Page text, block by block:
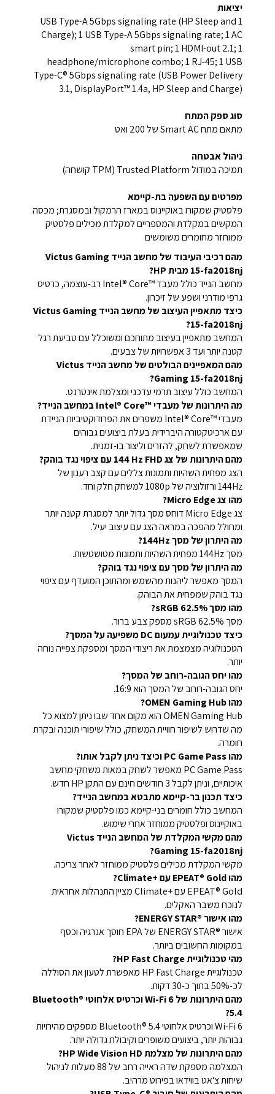
יציאות
1 USB Type-A 5Gbps signaling rate (HP Sleep and
Charge); 1 USB Type-A 5Gbps signaling rate; 1 AC
smart pin; 1 HDMI-out 2.1; 1
headphone/microphone combo; 1 RJ-45; 1 USB
Type-C® 5Gbps signaling rate (USB Power Delivery
3.1, DisplayPort™ 1.4a, HP Sleep and Charge)
סוג ספק המתח
מתאם מתח ‎Smart AC של‏ 200 ואט
ניהול אבטחה
תמיכה במודול Trusted Platform ‏(TPM קושחה)‎
מפרטים עם השפעה בת-קיימא
פלסטיק שמקורו באוקיינוס במארז הרמקול ובמסגרת; מכסה
המקשים במקלדת והמספריים למקלדת מכילים פלסטיק
ממוחזר מחומרים משומשים
מהם רכיבי העיבוד של מחשב הנייד Victus Gaming
15-fa2018nj מבית HP?
מחשב הנייד כולל מעבד Intel® Core™‎ רב-עוצמה, כרטיס
גרפי מודרני ושפע של זיכרון.
כיצד מתאפיין העיצוב של מחשב הנייד Victus Gaming
15-fa2018nj?
המחשב מתאפיין בעיצוב מתוחכם ומשוכלל עם טביעת רגל
קטנה יותר ועד 3 אפשרויות של צבעים.
מהם המאפיינים הבולטים של מחשב הנייד Victus
Gaming 15-fa2018nj?
המחשב כולל עיצוב תרמי עדכני ומצלמת אינטרנט.
מה היתרונות של מעבדי Intel® Core™‎ במחשב הנייד?
מעבדי Intel® Core™‎ משפרים את הפרודוקטיביות הניידת
עם ארכיטקטורה היברידית בעלת ביצועים גבוהים
שמאפשרת לשחק, להזרים וליצור בו-זמנית.
מהם היתרונות של צג ‎144 Hz FHD עם ציפוי נגד בוהק?
הצג מפחית השהיות ותמונות צללים עם קצב רענון של
144Hz ורזולוציה של 1080p למשחק חלק וחד.
מהו צג Micro Edge?
צג Micro Edge דוחס מסך גדול יותר למסגרת קטנה יותר
ומחולל מהפכה במראה הצג עם עיצוב יעיל.
מה היתרון של מסך 144Hz?
מסך 144Hz מפחית השהיות ותמונות מטושטשות.
מה היתרון של מסך עם ציפוי נגד בוהק?
המסך מאפשר ליהנות מהשמש ומהתוכן המועדף עם ציפוי
נגד בוהק שמפחית את הבוהק.
מהו מסך 62.5% sRGB?
מסך 62.5% sRGB מספק צבע ברור.
כיצד טכנולוגיית עמעום DC משפיעה על המסך?
הטכנולוגיה מצמצמת את ריצודי המסך ומספקת צפייה נוחה
יותר.
מהו יחס הגובה-רוחב של המסך?
יחס הגובה-רוחב של המסך הוא 16:9.
מהו OMEN Gaming Hub?
OMEN Gaming Hub הוא מקום אחד שבו ניתן למצוא כל
מה שדרוש לשיפור חוויית המשחק, כולל שיפורי תוכנה ובקרת
חומרה.
מהו PC Game Pass וכיצד ניתן לקבל אותו?
PC Game Pass מאפשר לשחק במאות משחקי מחשב
איכותיים, וניתן לקבל 3 חודשים חינם עם התקן HP חדש.
כיצד תכנון בר-קיימא מתבטא במחשב הנייד?
המחשב כולל חומרים בני-קיימא כמו פלסטיק שמקורו
באוקיינוס ופלסטיק ממוחזר אחרי שימוש.
מהם מקשי המקלדת של המחשב הנייד Victus
Gaming 15-fa2018nj?
מקשי המקלדת מכילים פלסטיק ממוחזר לאחר צריכה.
מהו EPEAT® Gold עם Climate+‎?
EPEAT® Gold עם Climate+‎ מציין התנהלות אחראית
לנוכח משבר האקלים.
מהו אישור ENERGY STAR®‎?
אישור ENERGY STAR®‎ של EPA חוסך אנרגיה וכסף
במקומות החשובים ביותר.
מהי טכנולוגיית HP Fast Charge?
טכנולוגיית HP Fast Charge מאפשרת לטעון את הסוללה
לכ-50% בתוך כ-30 דקות.
מהם היתרונות של Wi-Fi 6 וכרטיס אלחוטי Bluetooth®
5.4?
Wi-Fi 6 וכרטיס אלחוטי Bluetooth® 5.4 מספקים מהירויות
גבוהות יותר, ביצועים משופרים וקיבולת גדולה יותר.
מהם היתרונות של מצלמת HP Wide Vision HD?
המצלמה מספקת שדה ראייה רחב של 88 מעלות לניהול
שיחות צ'אט בווידאו בפירוט מרהיב.